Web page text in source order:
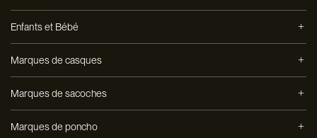
Enfants et Bébé
Marques de casques
Marques de sacoches
Marques de poncho